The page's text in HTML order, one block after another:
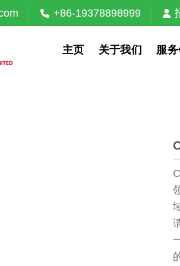
+86-19378898999
主页 关于我们 服